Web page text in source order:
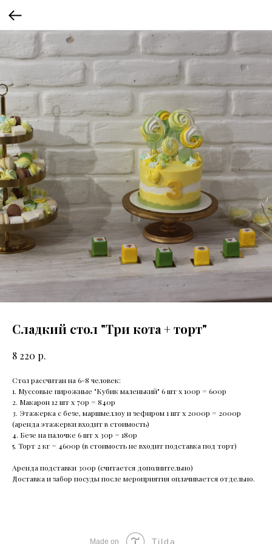
Сладкий стол "Три кота + торт"
8 220 р.
Стол рассчитан на 6-8 человек:
1. Муссовые пирожные "Кубик маленький" 6 шт х 100р = 600р
2. Макарон 12 шт х 70р = 840р
3. Этажерка с безе, маршмеллоу и зефиром 1 шт х 2000р = 2000р
(аренда этажерки входит в стоимость)
4. Безе на палочке 6 шт х 30р = 180р
5. Торт 2 кг = 4600р (в стоимость не входит подставка под торт)
Аренда подставки 300р (считается дополнительно)
Доставка и забор посуды после мероприятия оплачивается отдельно.
Made on Tilda